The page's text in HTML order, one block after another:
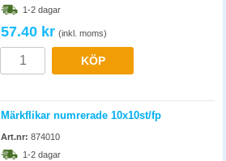
1-2 dagar
57.40 kr (inkl. moms)
KÖP
Märkflikar numrerade 10x10st/fp
Art.nr: 874010
1-2 dagar